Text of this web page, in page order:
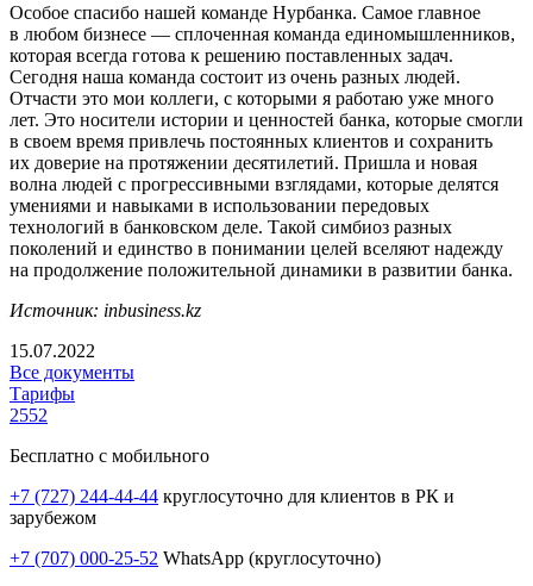
Особое спасибо нашей команде Нурбанка. Самое главное
в любом бизнесе — сплоченная команда единомышленников,
которая всегда готова к решению поставленных задач.
Сегодня наша команда состоит из очень разных людей.
Отчасти это мои коллеги, с которыми я работаю уже много
лет. Это носители истории и ценностей банка, которые смогли
в своем время привлечь постоянных клиентов и сохранить
их доверие на протяжении десятилетий. Пришла и новая
волна людей с прогрессивными взглядами, которые делятся
умениями и навыками в использовании передовых
технологий в банковском деле. Такой симбиоз разных
поколений и единство в понимании целей вселяют надежду
на продолжение положительной динамики в развитии банка.
Источник: inbusiness.kz
15.07.2022
Все документы
Тарифы
2552
Бесплатно с мобильного
+7 (727) 244-44-44 круглосуточно для клиентов в РК и
зарубежом
+7 (707) 000-25-52 WhatsApp (круглосуточно)